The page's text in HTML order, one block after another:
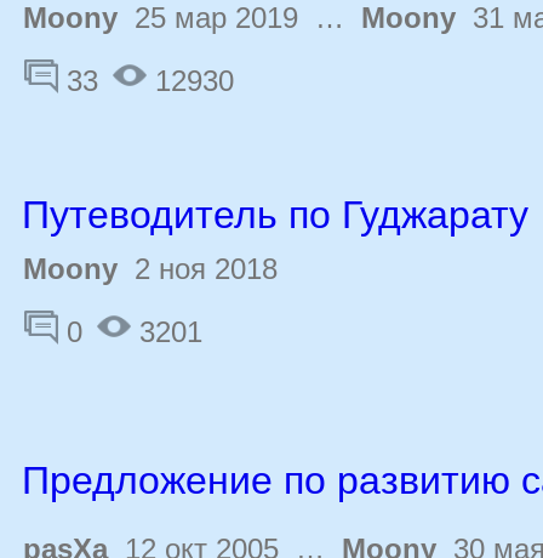
Moony 25 мар 2019 … Moony 31
33
12930
Путеводитель по Гуджарату
Moony 2 ноя 2018
0
3201
Предложение по развитию
pasXa12 окт 2005 … Moony 30